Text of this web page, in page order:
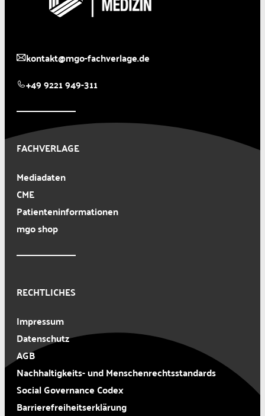
kontakt@mgo-fachverlage.de
+49 9221 949-311
FACHVERLAGE
Mediadaten
CME
Patienteninformationen
mgo shop
RECHTLICHES
Impressum
Datenschutz
AGB
Nachhaltigkeits- und Menschenrechtsstandards
Social Governance Codex
Barrierefreiheitserklärung